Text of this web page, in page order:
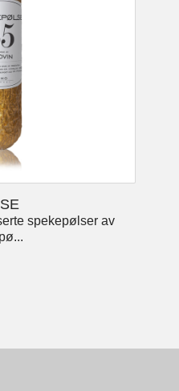
spekepølser av